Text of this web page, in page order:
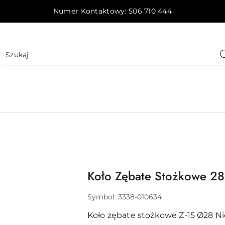
Numer Kontaktowy: 506 710 444
Koło Zębate Stożkowe
Symbol: 3338-010634
Koło zębate stożkowe Z-15 Ø28